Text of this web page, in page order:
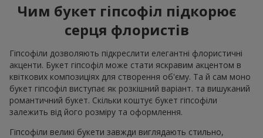
Чим букет гіпсофіл підкорює
серця флористів
Гіпсофіли дозволяють підкреслити елегантні флористичні
акценти. Букет гіпсофіл може стати яскравим акцентом в
квіткових композиціях для створення об'єму. Та й сам моно
букет гіпсофіл виступає як розкішний варіант. та вишуканий
романтичний букет. Скільки коштує букет гіпсофіли
залежить від його розміру та оформлення.
Гіпсофіли великі букети завжди виглядають стильно,